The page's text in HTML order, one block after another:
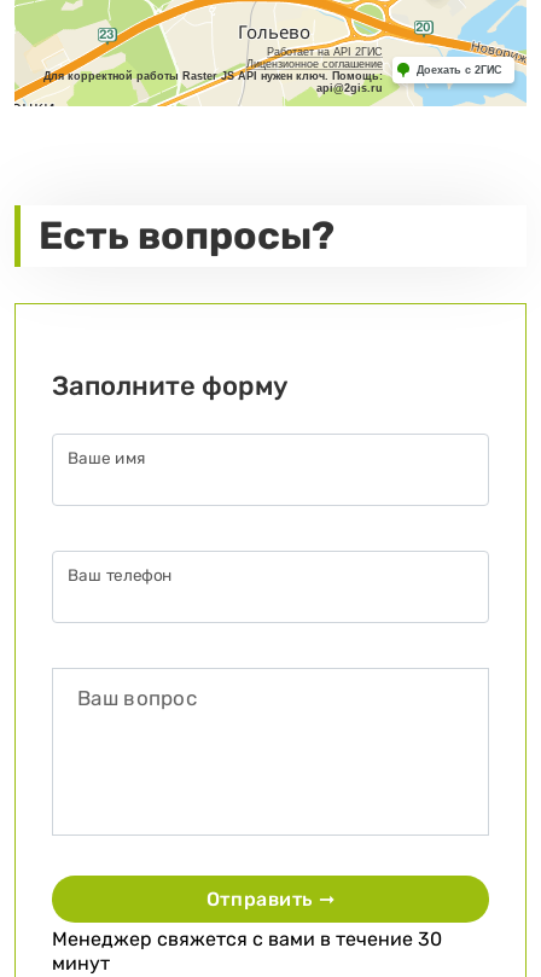
Работает на API 2ГИС
Лицензионное соглашение
Для корректной работы Raster JS API нужен ключ. Помощь:
api@2gis.ru
Доехать с 2ГИС
Есть вопросы?
Заполните форму
Ваше имя
Ваш телефон
Отправить ➞
Менеджер свяжется с вами в течение 30
минут